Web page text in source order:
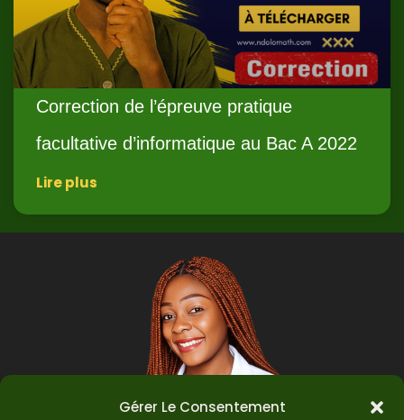
Gérer Le Consentement
Correction de l’épreuve pratique
facultative d’informatique au Bac A 2022
Lire plus